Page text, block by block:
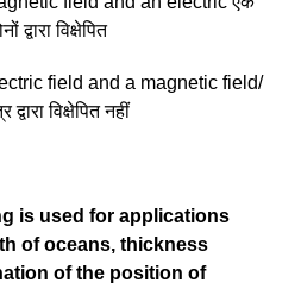
द्वारा विक्षेपित
field and a magnetic field/
विक्षेपित नहीं
is used for applications
of oceans, thickness
of the position of